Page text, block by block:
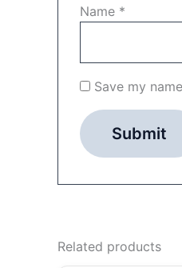
Name *
Save my
Related products